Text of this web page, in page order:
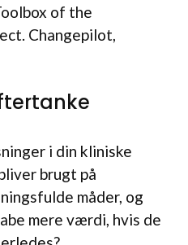
of the
Changepilot,
i din kliniske
brugt på
måder, og
mere værdi, hvis de